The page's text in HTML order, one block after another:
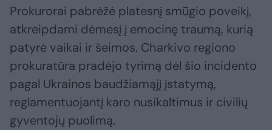
Prokurorai pabrėžė platesnį smūgio poveikį,
atkreipdami dėmesį į emocinę traumą, kurią
patyrė vaikai ir šeimos. Charkivo regiono
prokuratūra pradėjo tyrimą dėl šio incidento
pagal Ukrainos baudžiamąjį įstatymą,
reglamentuojantį karo nusikaltimus ir civilių
gyventojų puolimą.